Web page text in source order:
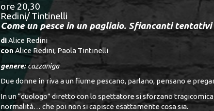
ore 20,30
Redini/ Tintinelli
Come un pesce in un pagliaio. Sfiancanti
diAlice Redini
con Alice Redini, Paola Tintinelli
genere: cazzaniga
Due donne in riva a un fiume pescano, parlano, pensano e
In un “duologo” diretto con lo spettatore si sforzano
normalità… che poi non si capisce esattamente cosa sia.